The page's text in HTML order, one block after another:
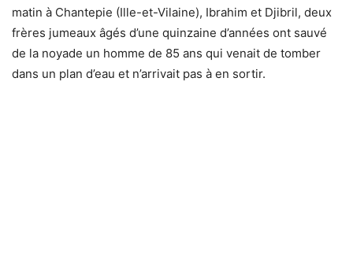
matin à Chantepie (Ille-et-Vilaine), Ibrahim et Djibril, deux
frères jumeaux âgés d’une quinzaine d’années ont sauvé
de la noyade un homme de 85 ans qui venait de tomber
dans un plan d’eau et n’arrivait pas à en sortir.